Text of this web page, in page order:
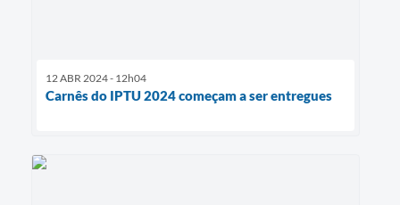
12 ABR 2024 - 12h04
Carnês do IPTU 2024 começam a ser entregues